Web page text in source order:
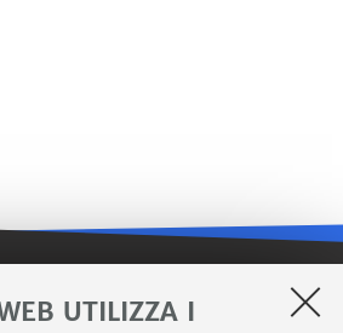
UTILIZZA I
LINK UTILI